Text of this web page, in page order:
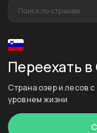
Переехать
Страна озер и лесов
уровнем жизни